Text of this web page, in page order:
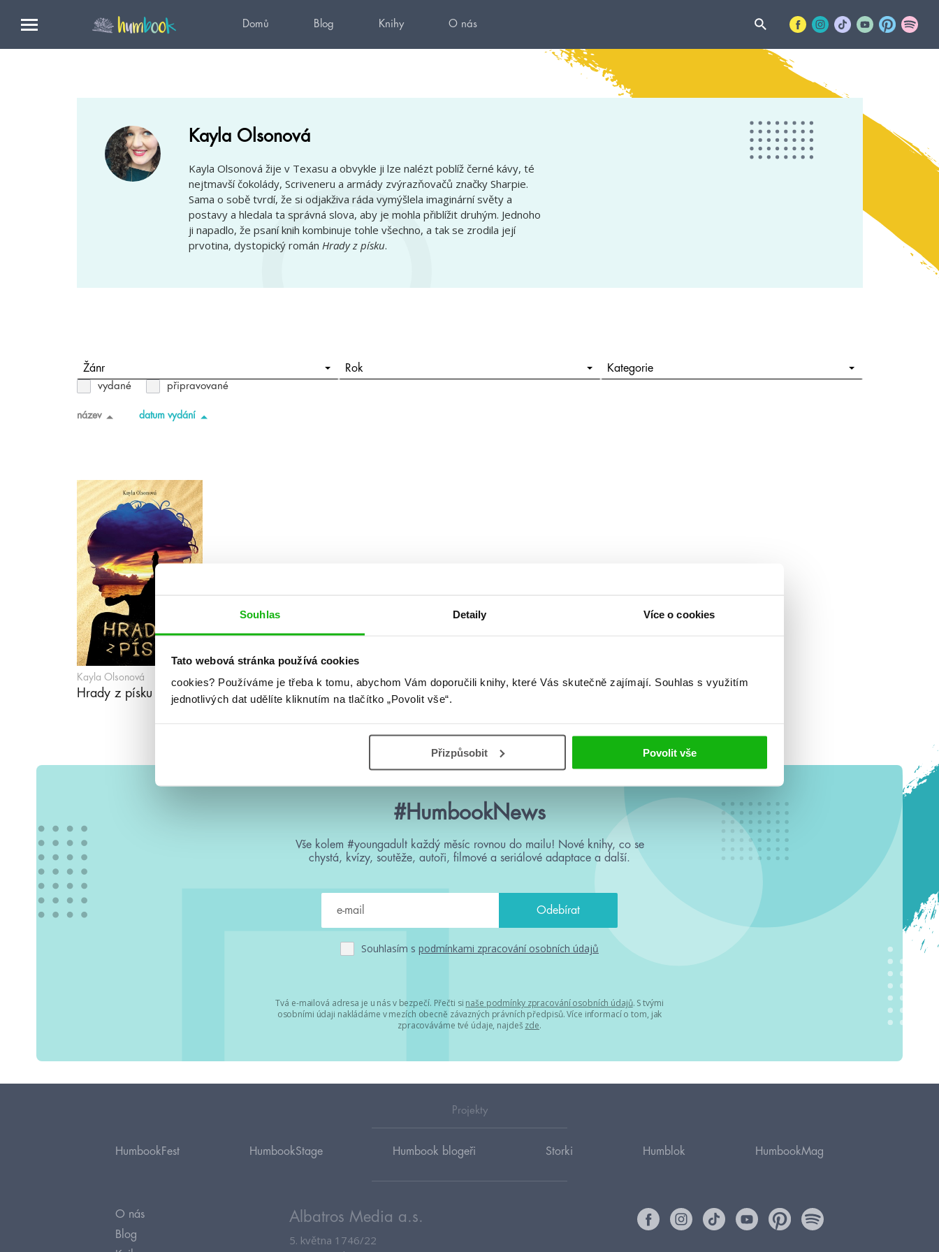
Souhlas Detaily Více o cookies
Tato webová stránka používá cookies
cookies? Používáme je třeba k tomu, abychom Vám doporučili knihy, které Vás skutečně zajímají. Souhlas s využitím
jednotlivých dat udělíte kliknutím na tlačítko „Povolit vše“.
Přizpůsobit Povolit vše
Domů Blog Knihy O nás
Kayla Olsonová
Kayla Olsonová žije v Texasu a obvykle ji lze nalézt poblíž černé kávy, té
nejtmavší čokolády, Scriveneru a armády zvýrazňovačů značky Sharpie.
Sama o sobě tvrdí, že si odjakživa ráda vymýšlela imaginární světy a
postavy a hledala ta správná slova, aby je mohla přiblížit druhým. Jednoho
ji napadlo, že psaní knih kombinuje tohle všechno, a tak se zrodila její
prvotina, dystopický román Hrady z písku.
Žánr Rok Kategorie
vydané připravované
název datum vydání
Kayla Olsonová
Hrady z písku
#HumbookNews
Vše kolem #youngadult každý měsíc rovnou do mailu! Nové knihy, co se
chystá, kvízy, soutěže, autoři, filmové a seriálové adaptace a další.
Souhlasím s podmínkami zpracování osobních údajů
Tvá e-mailová adresa je u nás v bezpečí. Přečti si naše podmínky zpracování osobních údajů. S tvými
osobními údaji nakládáme v mezích obecně závazných právních předpisů. Více informací o tom, jak
zpracováváme tvé údaje, najdeš zde.
Projekty
HumbookFest HumbookStage Humbook blogeři Storki Humblok HumbookMag
O nás
Blog
Albatros Media a.s.
5. května 1746/22